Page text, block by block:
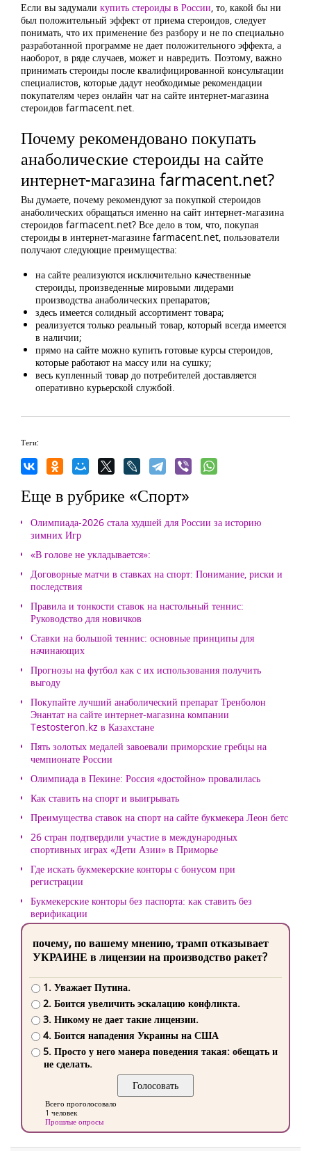
Если вы задумали купить стероиды в России, то, какой бы ни
был положительный эффект от приема стероидов, следует
понимать, что их применение без разбору и не по специально
разработанной программе не дает положительного эффекта, а
наоборот, в ряде случаев, может и навредить. Поэтому, важно
принимать стероиды после квалифицированной консультации
специалистов, которые дадут необходимые рекомендации
покупателям через онлайн чат на сайте интернет-магазина
стероидов farmacent.net.
Почему рекомендовано покупать
анаболические стероиды на сайте
интернет-магазина farmacent.net?
Вы думаете, почему рекомендуют за покупкой стероидов
анаболических обращаться именно на сайт интернет-магазина
стероидов farmacent.net? Все дело в том, что, покупая
стероиды в интернет-магазине farmacent.net, пользователи
получают следующие преимущества:
на сайте реализуются исключительно качественные
стероиды, произведенные мировыми лидерами
производства анаболических препаратов;
здесь имеется солидный ассортимент товара;
реализуется только реальный товар, который всегда имеется
в наличии;
прямо на сайте можно купить готовые курсы стероидов,
которые работают на массу или на сушку;
весь купленный товар до потребителей доставляется
оперативно курьерской службой.
Теги:
Еще в рубрике «Спорт»
Олимпиада-2026 стала худшей для России за историю
зимних Игр
«В голове не укладывается»:
Договорные матчи в ставках на спорт: Понимание, риски и
последствия
Правила и тонкости ставок на настольный теннис:
Руководство для новичков
Ставки на большой теннис: основные принципы для
начинающих
Прогнозы на футбол как с их использования получить
выгоду
Покупайте лучший анаболический препарат Тренболон
Энантат на сайте интернет-магазина компании
Testosteron.kz в Казахстане
Пять золотых медалей завоевали приморские гребцы на
чемпионате России
Олимпиада в Пекине: Россия «достойно» провалилась
Как ставить на спорт и выигрывать
Преимущества ставок на спорт на сайте букмекера Леон бетс
26 стран подтвердили участие в международных
спортивных играх «Дети Азии» в Приморье
Где искать букмекерские конторы с бонусом при
регистрации
Букмекерские конторы без паспорта: как ставить без
верификации
почему, по вашему мнению, трамп отказывает
УКРАИНЕ в лицензии на производство ракет?
1. Уважает Путина.
2. Боится увеличить эскалацию конфликта.
3. Никому не дает такие лицензии.
4. Боится нападения Украины на США
5. Просто у него манера поведения такая: обещать и
не сделать.
Всего проголосовало
1 человек
Прошлые опросы